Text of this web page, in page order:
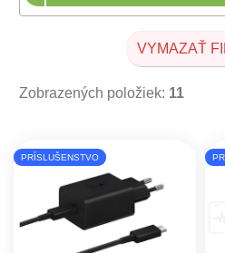
VYMAZAŤ
Zobrazených položiek: 11
Výpis produktov
PRÍSLUŠENSTVO